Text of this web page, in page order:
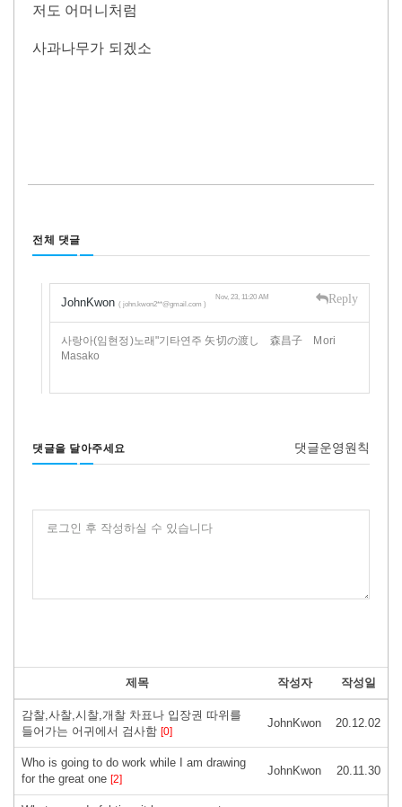
저도 어머니처럼
사과나무가 되겠소
전체 댓글
JohnKwon ( john.kwon2**@gmail.com )
Nov, 23, 11:20 AM Reply
사랑아(임현정)노래"기타연주 矢切の渡し 森昌子 Mori
Masako
댓글을 달아주세요 댓글운영원칙
로그인 후 작성하실 수 있습니다
제목 작성자 작성일
감찰,사찰,시찰,개찰 차표나 입장권 따위를
들어가는 어귀에서 검사함 [0]
JohnKwon 20.12.02
Who is going to do work while I am drawing
for the great one [2]
JohnKwon 20.11.30